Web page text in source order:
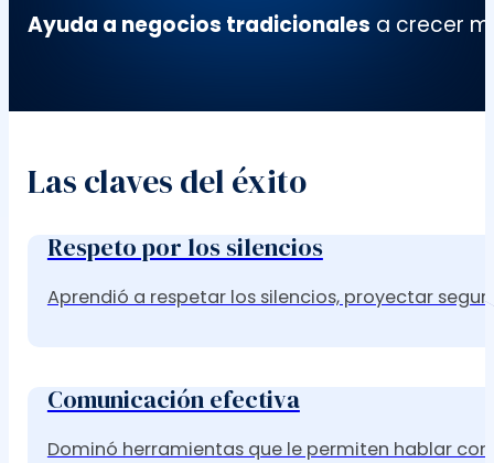
Ayuda a negocios tradicionales a crecer
Las claves del éxito
Respeto por los silencios
Aprendió a respetar los silencios, proyectar
Comunicación efectiva
Dominó herramientas que le permiten hablar